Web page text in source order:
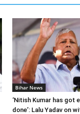
Bihar News
‘Nitish Kumar has got
done’: Lalu Yadav on